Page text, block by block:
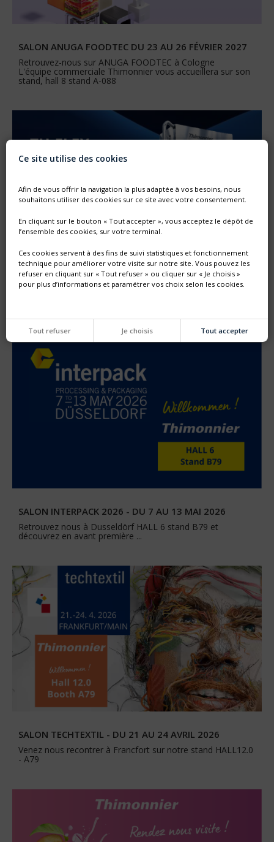
SALON ANUGA FOODTEC DU 23 AU 26 FÉVRIER 2027
Retrouvez-nous sur ANUGA FOODTEC à Cologne
L'équipe commerciale Thimonnier vous accueillera sur son
stand, hall 8 stand A-088
NOUVELLE GÉNÉRATION DE MACHINE SF
SALON INTERPACK 2026 - DU 7 AU 13 MAI 2026
Retrouvez nous à Dusseldörf HALL 6 stand B79 et
découvrez en avant première ...
SALON TECHTEXTIL - DU 21 AU 24 AVRIL 2026
Venez nous recontrer à Francfort sur notre stand HALL12.0
- A79
Ce site utilise des cookies
Afin de vous offrir la navigation la plus adaptée à vos besoins, nous
souhaitons utiliser des cookies sur ce site avec votre consentement.
En cliquant sur le bouton « Tout accepter », vous acceptez le dépôt de
l’ensemble des cookies, sur votre terminal.
Ces cookies servent à des fins de suivi statistiques et fonctionnement
technique pour améliorer votre visite sur notre site. Vous pouvez les
refuser en cliquant sur « Tout refuser » ou cliquer sur « Je choisis »
pour plus d’informations et paramétrer vos choix selon les cookies.
Tout refuser Je choisis Tout accepter